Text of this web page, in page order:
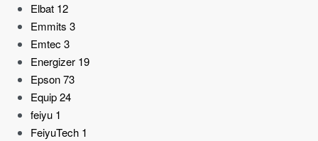
Elbat 12
Emmits 3
Emtec 3
Energizer 19
Epson73
Equip24
feiyu 1
FeiyuTech 1